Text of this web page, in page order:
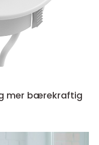
mer bærekraftig